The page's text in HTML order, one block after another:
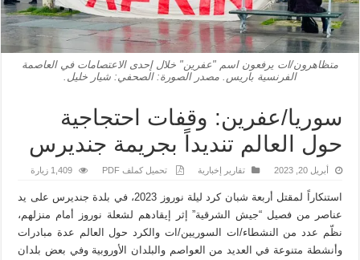
متظاهرون/ات يرفعون اسم "عفرين" خلال إحدى الاعتصامات في العاصمة
الفرنسية باريس. مصدر الصورة: الصحفي: شيار خليل.
سوريا/عفرين: وقفات احتجاجية
حول العالم تنديداً بجريمة جنديرس
أبريل 20, 2023 تقارير إخبارية تحميل كملف PDF 1,409 زيارة
استنكاراً لمقتل أربعة شبان كرد ليلة نوروز 2023، في بلدة جنديرس على يد
عناصر من فصيل “جيش الشرقية” إثر إيقادهم لشعلة نوروز أمام منزلهم،
نظّم عدد من النشطاء/ات السوريين/ات والكرد حول العالم عدة مبادرات
وأنشطة متنوعة في العديد من العواصم والبلدان الأوروبية وفي بعض بلدان